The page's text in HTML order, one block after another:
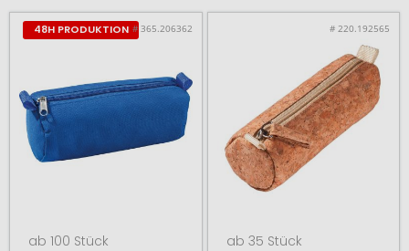
48H PRODUKTION # 365.206362
ab 100 Stück
# 220.192565
ab 35 Stück